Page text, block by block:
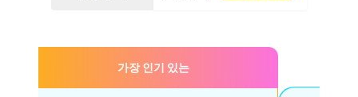
가장 인기 있는